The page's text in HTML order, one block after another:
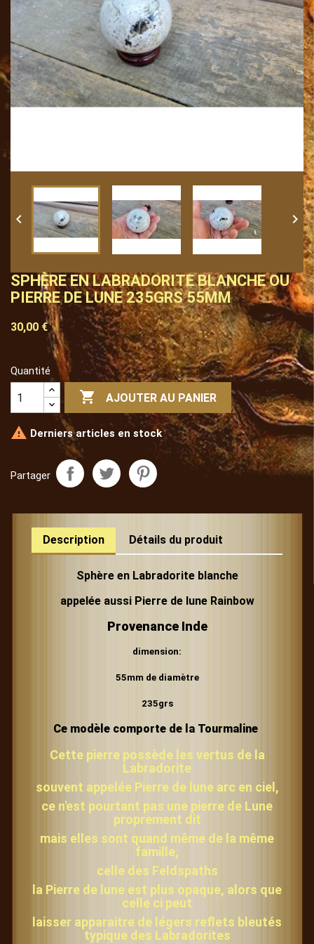
 
SPHÈRE EN LABRADORITE BLANCHE OU
PIERRE DE LUNE 235GRS 55MM
30,00 €
Quantité
 AJOUTER AU PANIER
 Derniers articles en stock
Partager
Description Détails du produit
Sphère en Labradorite blanche
appelée aussi Pierre de lune Rainbow
Provenance Inde
dimension:
55mm de diamètre
235grs
Ce modèle comporte de la Tourmaline
Cette pierre possède les vertus de la
Labradorite
souvent appelée Pierre de lune arc en ciel,
ce n'est pourtant pas une pierre de Lune
proprement dit
mais elles sont quand même de la même
famille,
celle des Feldspaths
la Pierre de lune est plus opaque, alors que
celle ci peut
laisser apparaitre de légers reflets bleutés
typique des Labradorites